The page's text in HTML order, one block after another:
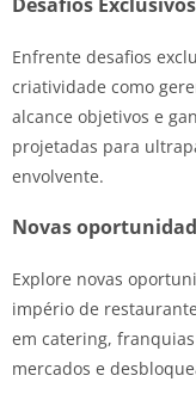
Enfrente desafios
criatividade como
alcance objetivos e
projetadas para
envolvente.
Novas
Explore novas
império de
em catering,
mercados e